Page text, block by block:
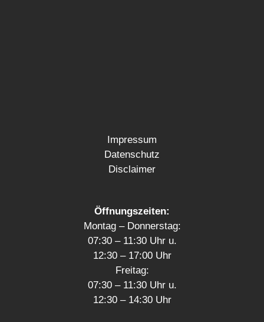
Impressum
Datenschutz
Disclaimer
Öffnungszeiten:
Montag – Donnerstag:
07:30 – 11:30 Uhr u.
12:30 – 17:00 Uhr
Freitag:
07:30 – 11:30 Uhr u.
12:30 – 14:30 Uhr